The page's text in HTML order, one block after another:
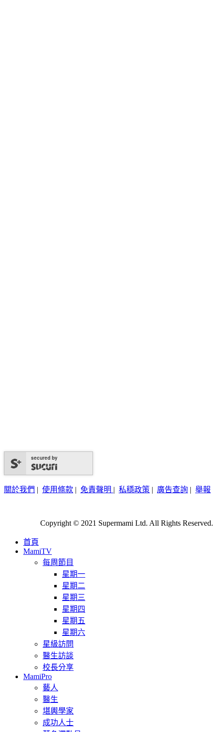
secured by
關於我們 | 使用條款 | 免責聲明 | 私穩政策 | 廣告查詢 | 舉報
Copyright © 2021 Supermami Ltd. All Rights Reserved.
首頁
MamiTV
每周節目
星期一
星期二
星期三
星期四
星期五
星期六
星級訪問
醫生訪談
校長分享
MamiPro
藝人
醫生
堪輿學家
成功人士